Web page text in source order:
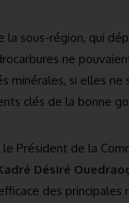
la sous-région, qui
ne
minérales, si elles ne
clés de la bonne
Président de la
Désiré
des principales